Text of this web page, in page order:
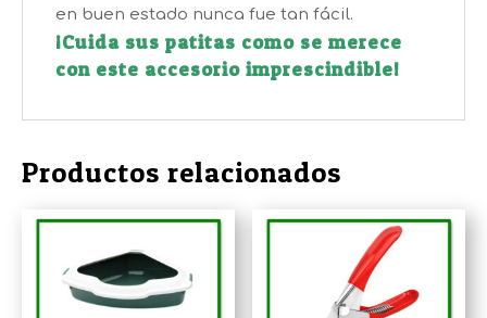
en buen estado nunca fue tan fácil.
¡Cuida sus patitas como se merece
con este accesorio imprescindible!
Productos relacionados